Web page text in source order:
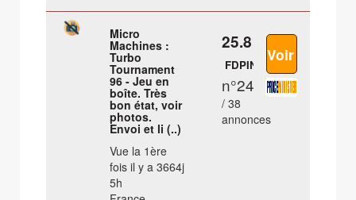
Micro
Machines :
Turbo
Tournament
96 - Jeu en
boîte. Très
bon état, voir
photos.
Envoi et li (..)
Vue la 1ère
fois il y a 3664j
5h
25.8 €
FDPIN
n°24
/ 38
annonces